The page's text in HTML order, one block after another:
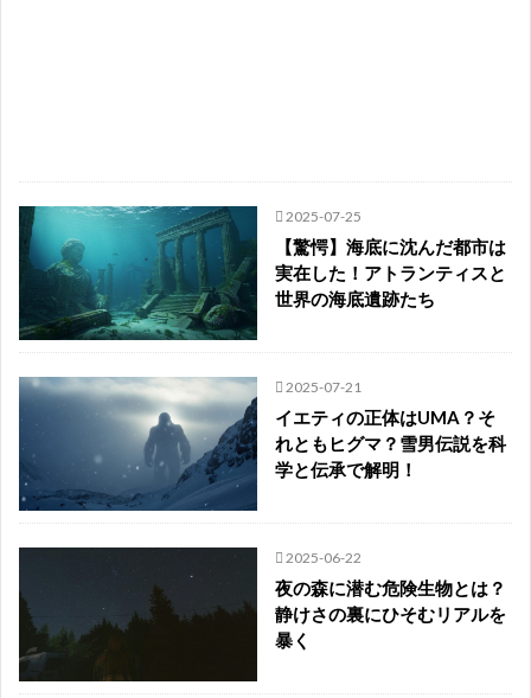
2025-07-25
【驚愕】海底に沈んだ都市は
実在した！アトランティスと
世界の海底遺跡たち
2025-07-21
イエティの正体はUMA？そ
れともヒグマ？雪男伝説を科
学と伝承で解明！
2025-06-22
夜の森に潜む危険生物とは？
静けさの裏にひそむリアルを
暴く